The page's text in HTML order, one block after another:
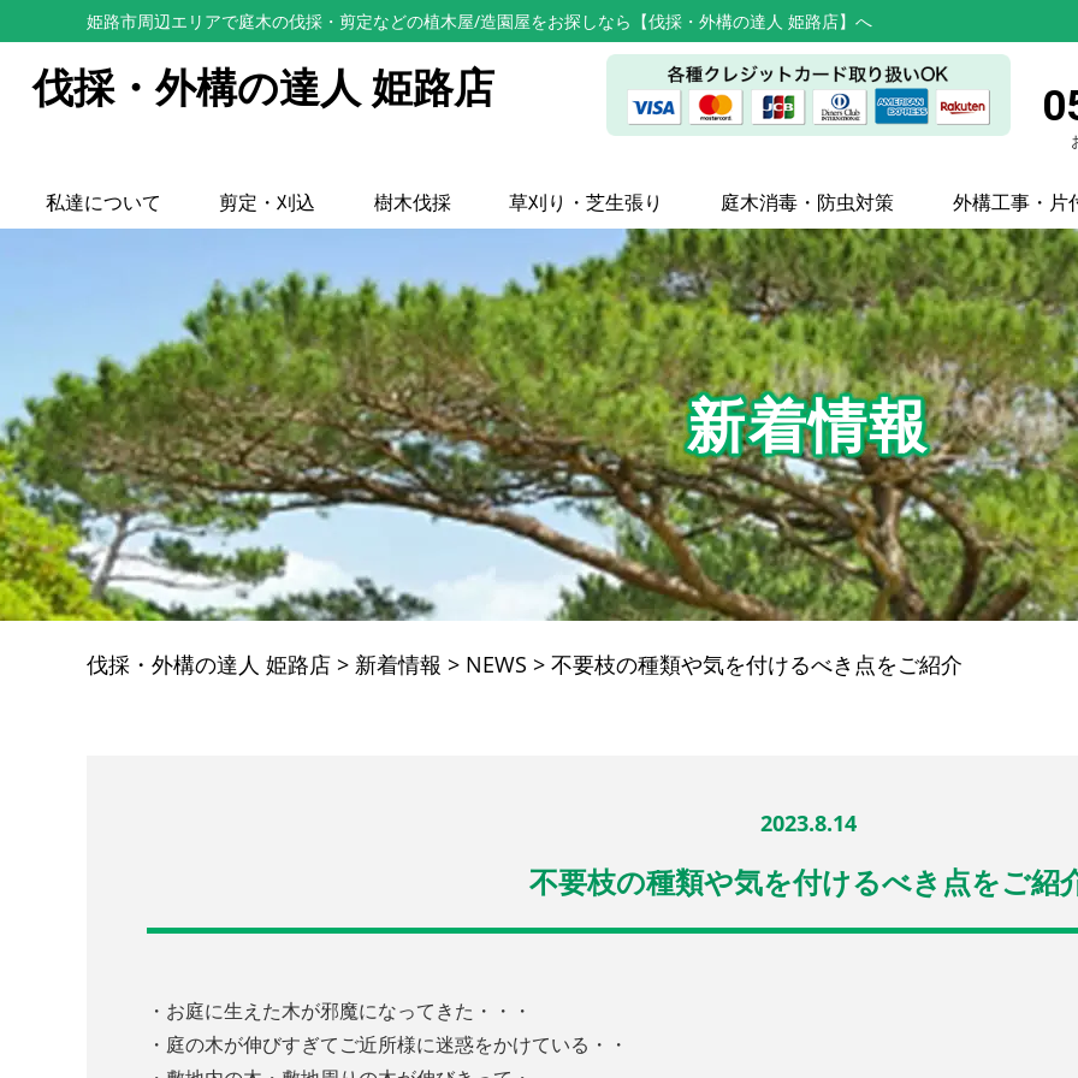
姫路市周辺エリアで庭木の伐採・剪定などの植木屋/造園屋をお探しなら【伐採・外構の達人 姫路店】へ
伐採・外構の達人 姫路店
私達について 剪定・刈込 樹木伐採 草刈り・芝生張り 庭木消毒・防虫対策 外構工事・片
新着情報
伐採・外構の達人 姫路店 > 新着情報 > NEWS > 不要枝の種類や気を付けるべき点をご紹介
2023.8.14
不要枝の種類や気を付けるべき点をご紹
・お庭に生えた木が邪魔になってきた・・・
・庭の木が伸びすぎてご近所様に迷惑をかけている・・